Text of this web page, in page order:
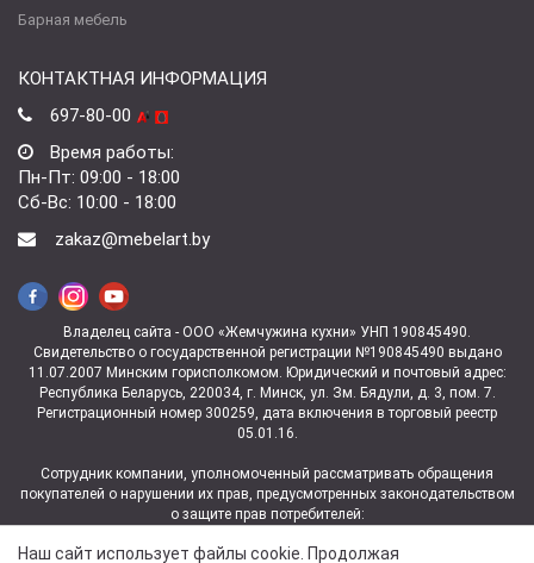
Наш сайт использует файлы cookie. Продолжая
Барная мебель
КОНТАКТНАЯ ИНФОРМАЦИЯ
697-80-00
Время работы:
Пн-Пт: 09:00 - 18:00
Сб-Вс: 10:00 - 18:00
zakaz@mebelart.by
Владелец сайта - ООО «Жемчужина кухни» УНП 190845490.
Свидетельство о государственной регистрации №190845490 выдано
11.07.2007 Минским горисполкомом. Юридический и почтовый адрес:
Республика Беларусь, 220034, г. Минск, ул. Зм. Бядули, д. 3, пом. 7.
Регистрационный номер 300259, дата включения в торговый реестр
05.01.16.
Сотрудник компании, уполномоченный рассматривать обращения
покупателей о нарушении их прав, предусмотренных законодательством
о защите прав потребителей:
Владимировна +375 (29) 697-06-06.